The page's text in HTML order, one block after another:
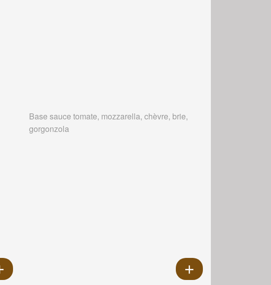
Base sauce tomate, mozzarella, chèvre, brie,
gorgonzola